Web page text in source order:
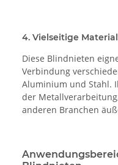
4. Vielseitige
Diese Blindnieten
Verbindung
Aluminium und Stahl.
der
anderen Branchen